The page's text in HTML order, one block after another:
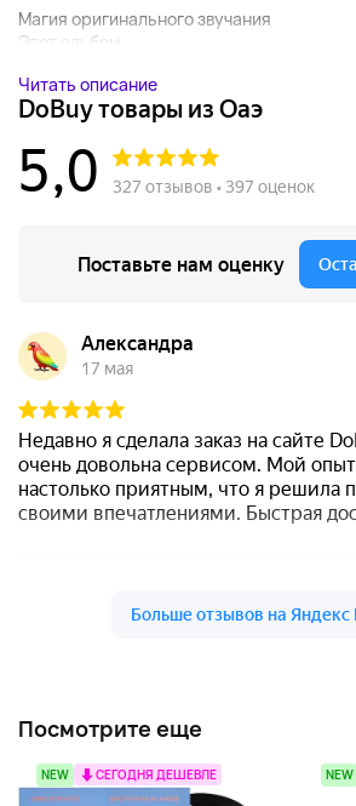
Магия оригинального звучания
Этот альбом...
Читать описание
Посмотрите еще
NEW СЕГОДНЯ ДЕШЕВЛЕ NEW